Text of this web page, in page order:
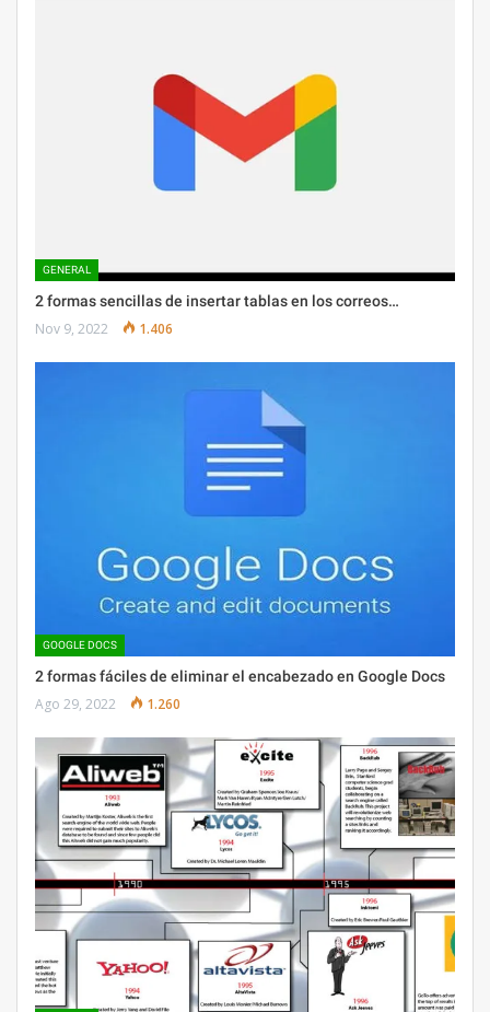
GENERAL
2 formas sencillas de insertar tablas en los correos…
Nov 9, 2022 1.406
GOOGLE DOCS
2 formas fáciles de eliminar el encabezado en Google Docs
Ago 29, 2022 1.260